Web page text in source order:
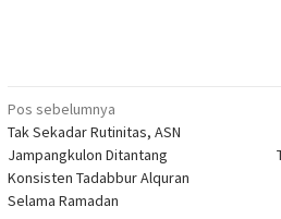
Navigasi
pos
Pos sebelumnya
Tak Sekadar Rutinitas, ASN
Jampangkulon Ditantang
Konsisten Tadabbur Alquran
Selama Ramadan